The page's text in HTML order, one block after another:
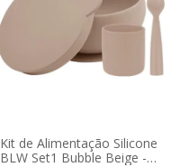
Kit de Alimentação Silicone
BLW Set1 Bubble Beige -